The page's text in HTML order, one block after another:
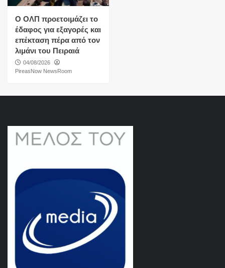
O ΟΛΠ προετοιμάζει το
έδαφος για εξαγορές και
επέκταση πέρα από τον
λιμάνι του Πειραιά
04/08/2026
PireasNow NewsRoom